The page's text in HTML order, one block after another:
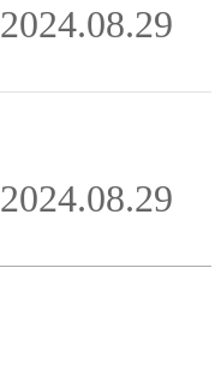
2024.08.29
2024.08.29